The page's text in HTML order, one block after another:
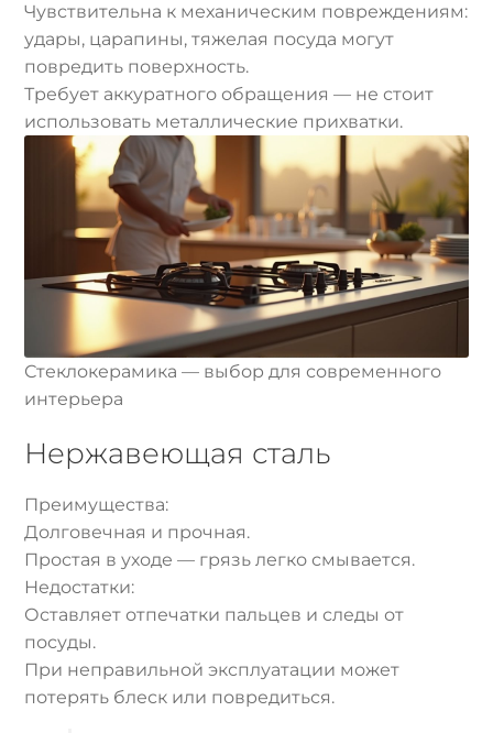
Чувствительна к механическим повреждениям:
удары, царапины, тяжелая посуда могут
повредить поверхность.
Требует аккуратного обращения — не стоит
использовать металлические прихватки.
Стеклокерамика — выбор для современного
интерьера
Нержавеющая сталь
Преимущества:
Долговечная и прочная.
Простая в уходе — грязь легко смывается.
Недостатки:
Оставляет отпечатки пальцев и следы от
посуды.
При неправильной эксплуатации может
потерять блеск или повредиться.